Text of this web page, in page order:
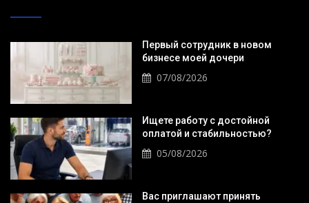
Первый сотрудник в новом
бизнесе моей дочери
07/08/2026
Ищете работу с достойной
оплатой и стабильностью?
05/08/2026
Вас приглашают принять